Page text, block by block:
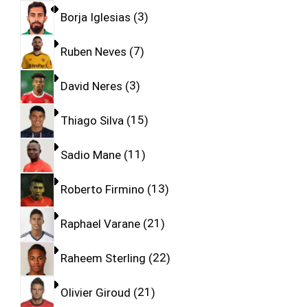
Borja Iglesias 3
Ruben Neves 7
David Neres 3
Thiago Silva 15
Sadio Mane 11
Roberto Firmino 13
Raphael Varane 21
Raheem Sterling 22
Olivier Giroud 21